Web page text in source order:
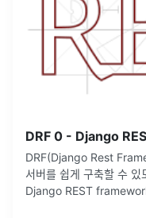
DRF 0 - Django
DRF(Django Rest
서버를 쉽게 구축할 수 있
Django REST